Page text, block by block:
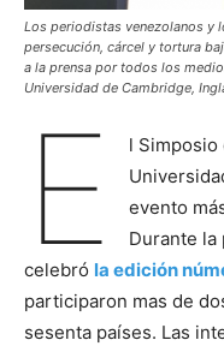
Los periodistas venezolanos y
persecución, cárcel y tortura
a la prensa por todos los
Universidad de Cambridge,
E
l Simposio
evento
Durante la
celebró la edición
participaron mas de
sesenta países. Las